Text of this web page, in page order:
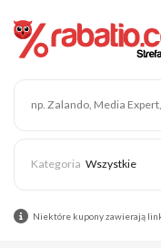
Wszystkie
Niektóre kupony zawierają